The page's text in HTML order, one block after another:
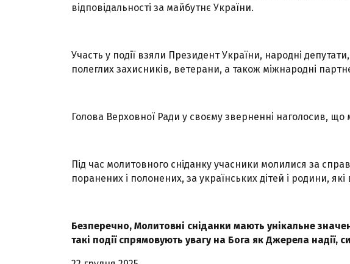
відповідальності за майбутнє України.
Участь у події взяли Президент України, народні
полеглих захисників, ветерани, а також міжнародні
Голова Верховної Ради у своєму зверненні наголосив, що
Під час молитовного сніданку учасники молилися за
поранених і полонених, за українських дітей і родини, які
Безперечно, Молитовні сніданки мають унікальне
такі події спрямовують увагу на Бога як Джерела надії,